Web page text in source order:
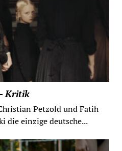
Kritik
Petzold und Fatih
die einzige deutsche...